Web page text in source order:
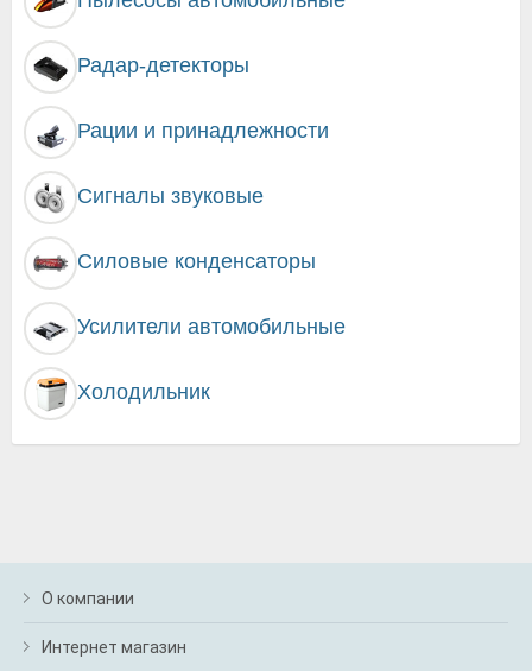
Радар-детекторы
Рации и принадлежности
Сигналы звуковые
Силовые конденсаторы
Усилители автомобильные
Холодильник
О компании
Интернет магазин